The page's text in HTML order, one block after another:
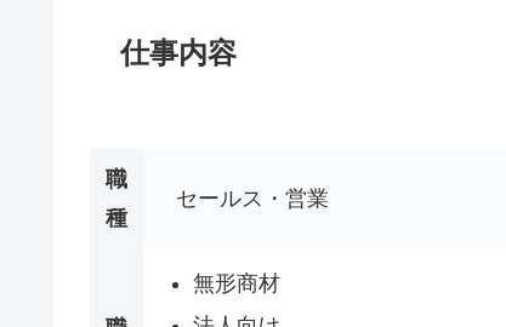
仕事内容
職
種
セールス・営業
無形商材